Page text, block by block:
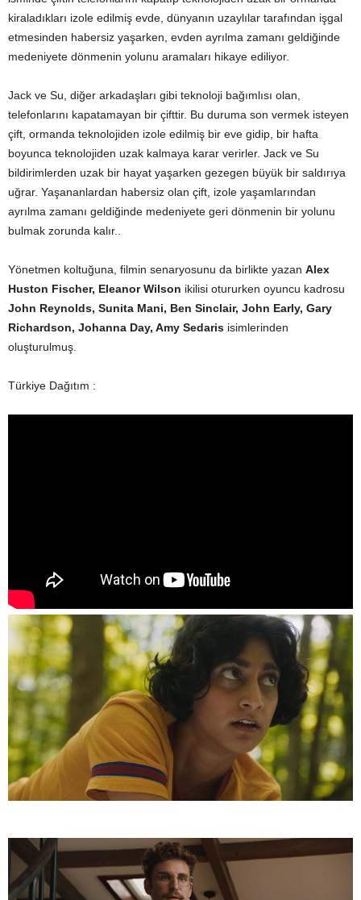
kiraladıkları izole edilmiş evde, dünyanın uzaylılar tarafından işgal
etmesinden habersiz yaşarken, evden ayrılma zamanı geldiğinde
medeniyete dönmenin yolunu aramaları hikaye ediliyor.
Jack ve Su, diğer arkadaşları gibi teknoloji bağımlısı olan,
telefonlarını kapatamayan bir çifttir. Bu duruma son vermek isteyen
çift, ormanda teknolojiden izole edilmiş bir eve gidip, bir hafta
boyunca teknolojiden uzak kalmaya karar verirler. Jack ve Su
bildirimlerden uzak bir hayat yaşarken gezegen büyük bir saldırıya
uğrar. Yaşananlardan habersiz olan çift, izole yaşamlarından
ayrılma zamanı geldiğinde medeniyete geri dönmenin bir yolunu
bulmak zorunda kalır..
Yönetmen koltuğuna, filmin senaryosunu da birlikte yazan Alex
Huston Fischer, Eleanor Wilson ikilisi otururken oyuncu kadrosu
John Reynolds, Sunita Mani, Ben Sinclair, John Early, Gary
Richardson, Johanna Day, Amy Sedaris isimlerinden
oluşturulmuş.
Türkiye Dağıtım :